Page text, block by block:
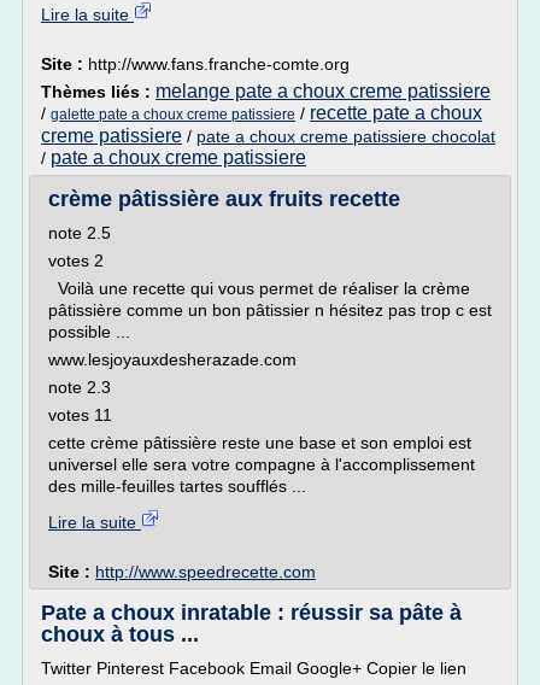
Lire la suite
Site : http://www.fans.franche-comte.org
Thèmes liés : melange pate a choux creme patissiere
/ galette pate a choux creme patissiere / recette pate a choux
creme patissiere / pate a choux creme patissiere chocolat
/ pate a choux creme patissiere
crème pâtissière aux fruits recette
note 2.5
votes 2
Voilà une recette qui vous permet de réaliser la crème
pâtissière comme un bon pâtissier n hésitez pas trop c est
possible ...
www.lesjoyauxdesherazade.com
note 2.3
votes 11
cette crème pâtissière reste une base et son emploi est
universel elle sera votre compagne à l'accomplissement
des mille-feuilles tartes soufflés ...
Lire la suite
Site : http://www.speedrecette.com
Pate a choux inratable : réussir sa pâte à
choux à tous ...
Twitter Pinterest Facebook Email Google+ Copier le lien